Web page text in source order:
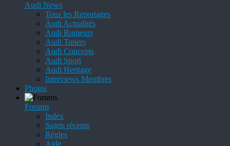
Audi News
Tous les Reportages
Audi Actualités
Audi Rumeurs
Audi Tuners
Audi Concepts
Audi Sport
Audi Heritage
Interviews Membres
Photos
Forums
Index
Sujets récents
Règles
Aide